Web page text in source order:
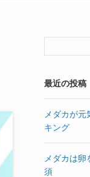
最近の投稿
メダカが
キング
メダカは
須